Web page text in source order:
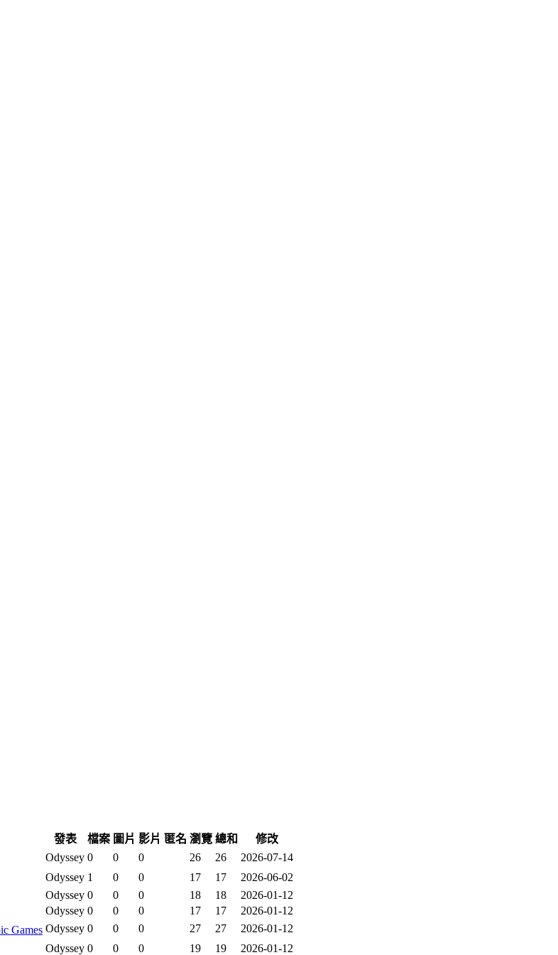
發表 檔案 圖片 影片 匿名 瀏覽 總和
修改
Odyssey 0 0 0 26 26
2026-07-14
Odyssey 1 0 0 17 17
2026-06-02
Odyssey 0 0 0 18 18
2026-01-12
Odyssey 0 0 0 17 17
2026-01-12
Games Odyssey 0 0 0 27 27
2026-01-12
Odyssey 0 0 0 19 19 2026-01-12